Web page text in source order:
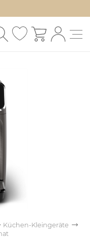
Küchen-Kleingeräte